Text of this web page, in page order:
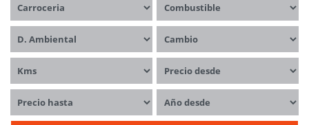
Distintivo ambiental Cambio
Kms Precio desde
Precio hasta Año desde